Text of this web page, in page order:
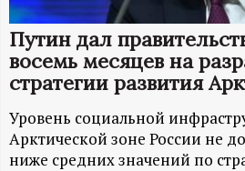
Й
Д
А
Н
Путин дал
восемь месяцев на
стратегии развития
Уровень социальной
Арктической зоне России не
ниже средних значений по